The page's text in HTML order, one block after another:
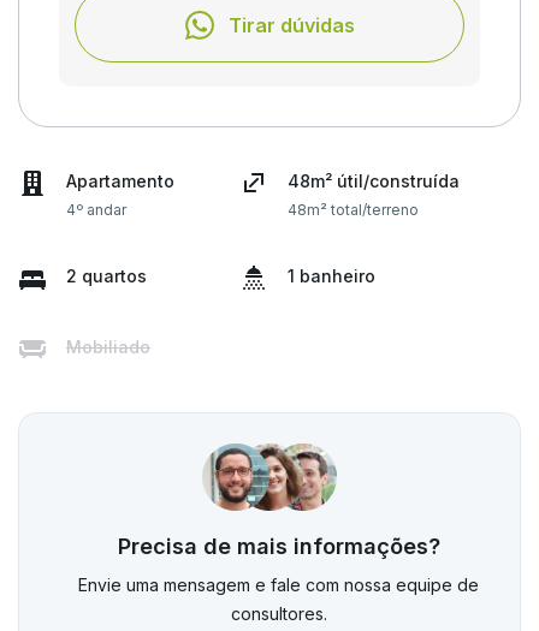
Tirar dúvidas
Apartamento
4º andar
48m² útil/construída
48m² total/terreno
2 quartos 1 banheiro
Mobiliado
Precisa de mais informações?
Envie uma mensagem e fale com nossa equipe de
consultores.